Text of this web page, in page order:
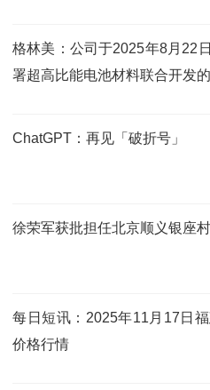
格林美：公司于2025年8月22
署超高比能电池材料联合开发
ChatGPT：再见「破折号」
徐荣军获批担任北京顺义银座
每日短讯：2025年11月17日
价格行情